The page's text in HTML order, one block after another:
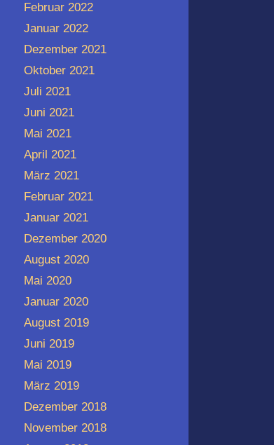
Februar 2022
Januar 2022
Dezember 2021
Oktober 2021
Juli 2021
Juni 2021
Mai 2021
April 2021
März 2021
Februar 2021
Januar 2021
Dezember 2020
August 2020
Mai 2020
Januar 2020
August 2019
Juni 2019
Mai 2019
März 2019
Dezember 2018
November 2018